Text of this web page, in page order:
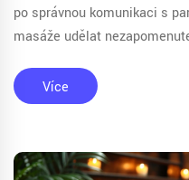
po správnou komunikaci s
masáže udělat
Více